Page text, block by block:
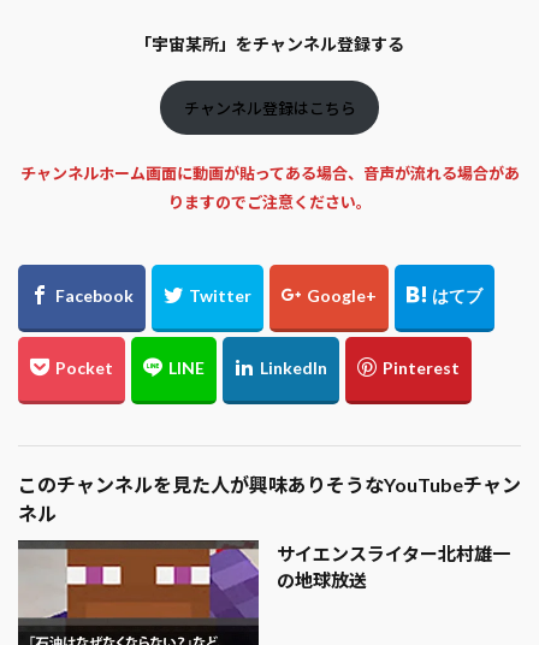
「宇宙某所」をチャンネル登録する
チャンネル登録はこちら
チャンネルホーム画面に動画が貼ってある場合、音声が流れる場合があ
りますのでご注意ください。
このチャンネルを見た人が興味ありそうなYouTubeチャン
ネル
サイエンスライター北村雄一
の地球放送